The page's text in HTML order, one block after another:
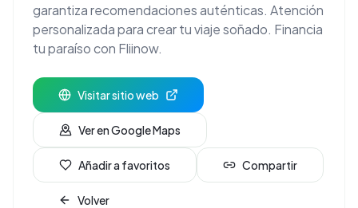
garantiza recomendaciones auténticas. Atención
personalizada para crear tu viaje soñado. Financia
tu paraíso con Fliinow.
Visitar sitio web
Ver en Google Maps
Añadir a favoritos Compartir
Volver